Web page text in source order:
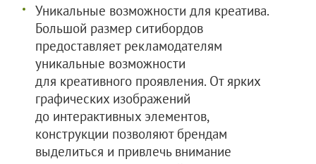
Уникальные возможности для креатива.
Большой размер ситибордов
предоставляет рекламодателям
уникальные возможности
для креативного проявления. От ярких
графических изображений
до интерактивных элементов,
конструкции позволяют брендам
выделиться и привлечь внимание